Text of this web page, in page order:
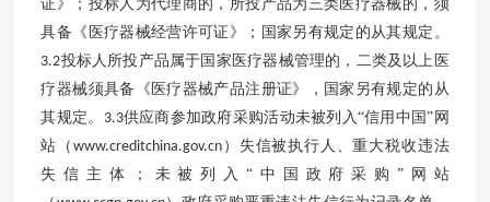
证》；投标人为代理商的，所投产品为三类医疗器械的，须
具备《医疗器械经营许可证》；国家另有规定的从其规定。
3.2投标人所投产品属于国家医疗器械管理的，二类及以上医
疗器械须具备《医疗器械产品注册证》，国家另有规定的从
其规定。 3.3供应商参加政府采购活动未被列入“信用中国”网
站（www.creditchina.gov.cn ）失信被执行人、重大税收违法
失信主体；未被列入“中国政府采购”网站